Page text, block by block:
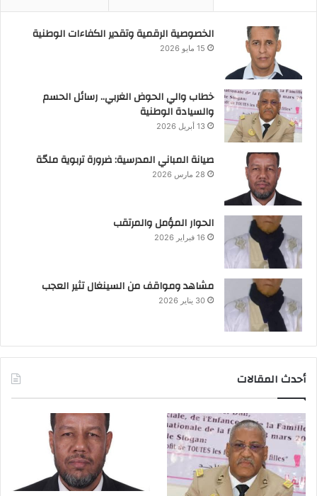
الخصوصية الرقمية وتقدير الكفاءات الوطنية
15 مايو 2026
خطاب والي الحوض الغربي.. رسائل الحسم
والسيادة الوطنية
13 أبريل 2026
صيانة المباني المدرسية: ضرورة تربوية ملحّة
28 مارس 2026
الحوار المؤمل والمرتقب
16 فبراير 2026
مشاهد ومواقف من السينغال تثير العجب
30 يناير 2026
أحدث المقالات